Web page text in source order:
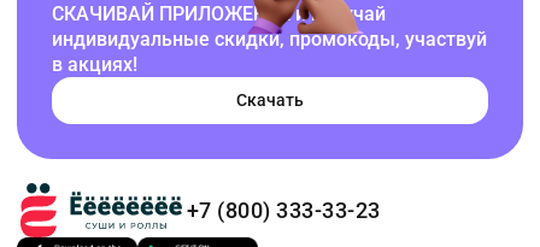
СКАЧИВАЙ ПРИЛОЖЕНИЕ и получай
индивидуальные скидки, промокоды, участвуй
в акциях!
Скачать
+7 (800) 333-33-23